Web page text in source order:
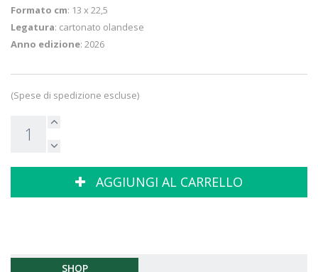
Formato cm: 13 x 22,5
Legatura: cartonato olandese
Anno edizione: 2026
(Spese di spedizione escluse)
AGGIUNGI AL CARRELLO
SHOP